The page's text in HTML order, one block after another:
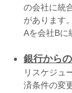
の会社に統
があります
Aを会社Bに
銀行から
リスケジュ
済条件の変